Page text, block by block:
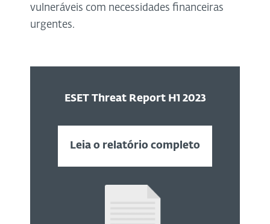
vulneráveis com necessidades financeiras
urgentes.
ESET Threat Report H1 2023
Leia o relatório completo